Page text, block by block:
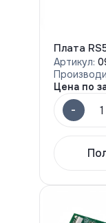
Плата
Артикул:
Цена по
- 1